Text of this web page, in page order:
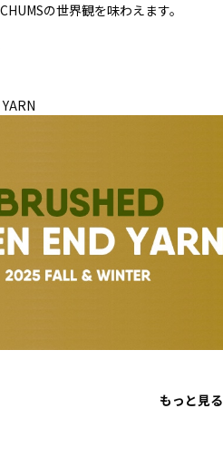
の世界観を味わえます。
もっと見る